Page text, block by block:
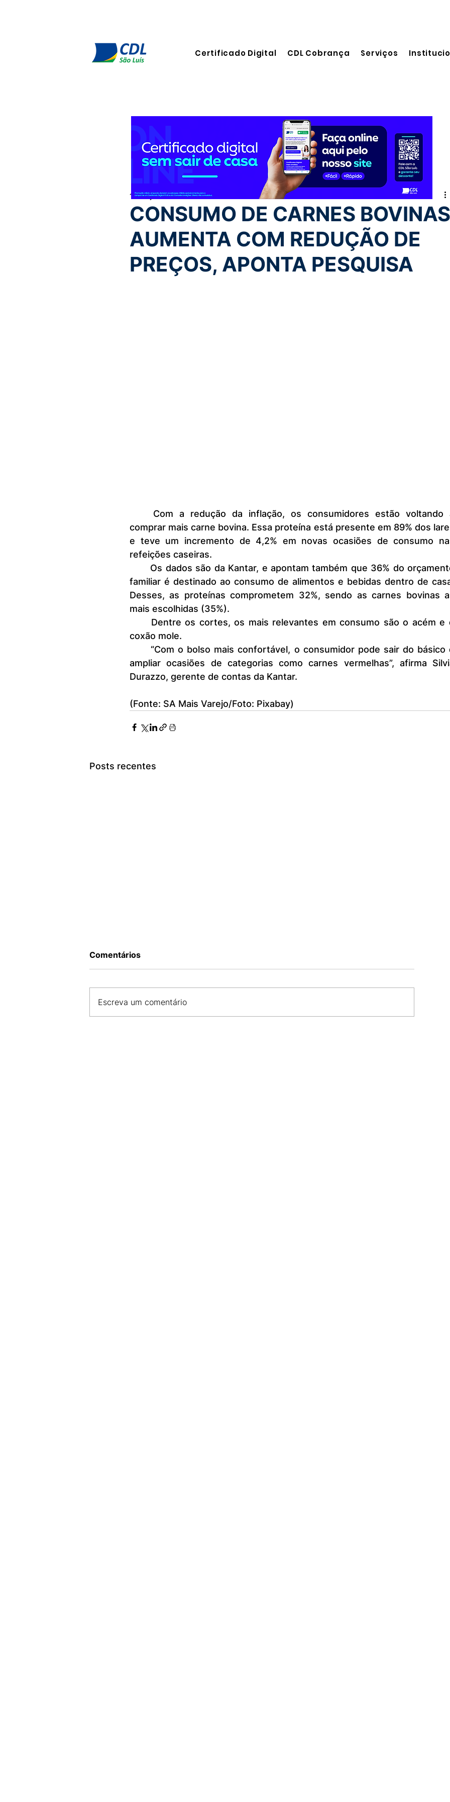
Certificado Digital CDL Cobrança Serviços
CONSUMO DE CARNES BOVINAS
AUMENTA COM REDUÇÃO DE
PREÇOS, APONTA PESQUISA
10 de jun. de 2024 1 min de leitura
comprar mais carne bovina. Essa proteína está presente em 89% dos
e teve um incremento de 4,2% em novas ocasiões de consumo
refeições caseiras.
familiar é destinado ao consumo de alimentos e bebidas dentro de
Desses, as proteínas comprometem 32%, sendo as carnes bovinas
mais escolhidas (35%).
coxão mole.
	“Com o bolso mais confortável, o consumidor pode sair do básico e
ampliar ocasiões de categorias como carnes vermelhas”, afirma
Durazzo, gerente de contas da Kantar.
(Fonte: SA Mais Varejo/Foto: Pixabay)
Posts recentes
Comentários
Escreva um comentário